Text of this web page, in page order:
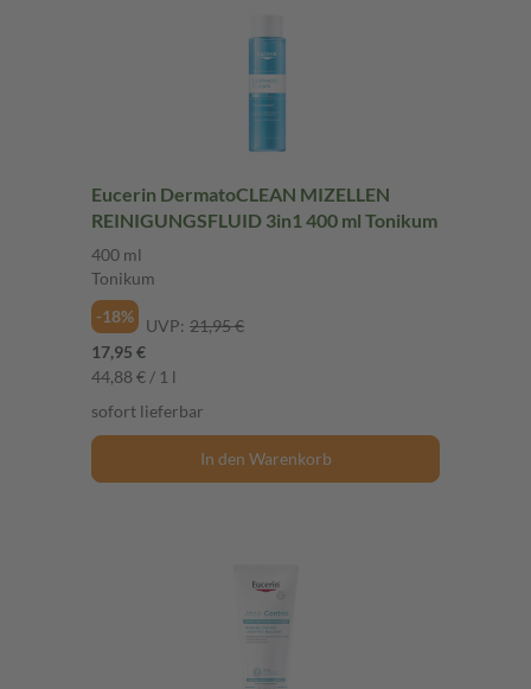
Eucerin DermatoCLEAN MIZELLEN
REINIGUNGSFLUID 3in1 400 ml Tonikum
400 ml
Tonikum
-18%
UVP: 21,95 €
17,95 €
44,88 € / 1 l
sofort lieferbar
In den Warenkorb